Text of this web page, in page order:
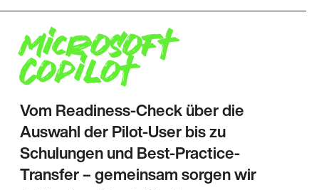
Microsoft
Copilot
Vom Readiness-Check über die
Auswahl der Pilot-User bis zu
Schulungen und Best-Practice-
Transfer – gemeinsam sorgen wir